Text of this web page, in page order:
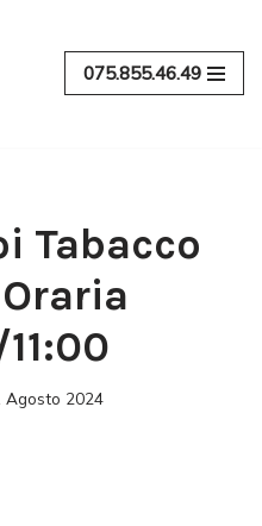
075.855.46.49
Tabacco
Agosto 2024